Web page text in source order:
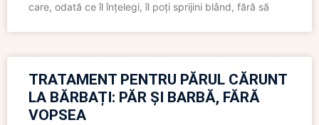
care, odată ce îl înțelegi, îl poți sprijini blând, fără să
TRATAMENT PENTRU PĂRUL CĂRUNT
LA BĂRBAȚI: PĂR ȘI BARBĂ, FĂRĂ
VOPSEA